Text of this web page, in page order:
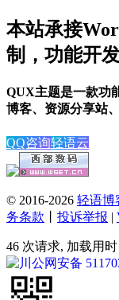
本站承接
制，功能开
QUX主题是一款功
博客、资源分享站
QQ咨询轻语云
© 2016-2026 轻语博
务条款
投诉举报 |
46 次请求, 加载用
川公网安备